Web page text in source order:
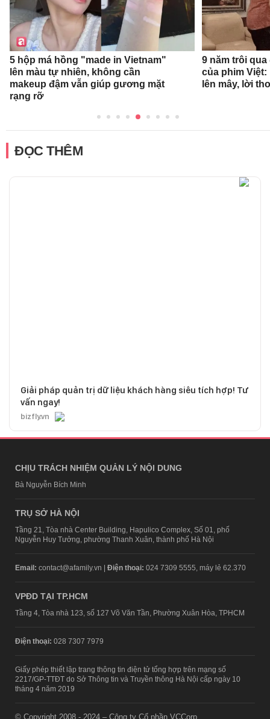
5 hộp má hồng "made in Vietnam"
lên màu tự nhiên, không cần
makeup đậm vẫn giúp gương mặt
rạng rỡ
9 năm trôi
của phim
lên mây, lời
ĐỌC THÊM
Giải pháp quản trị dữ liệu khách hàng siêu tích hợp! Tư
vấn ngay!
bizfly.vn
CHỊU TRÁCH NHIỆM QUẢN LÝ NỘI DUNG
Bà Nguyễn Bích Minh
TRỤ SỞ HÀ NỘI
Tầng 21, Tòa nhà Center Building, Hapulico Complex, Số 01, phố
Nguyễn Huy Tưởng, phường Thanh Xuân, thành phố Hà Nội
Email: contact@afamily.vn | Điện thoại: 024 7309 5555, máy lẻ 62.370
VPĐD TẠI TP.HCM
Tầng 4, Tòa nhà 123, số 127 Võ Văn Tần, Phường Xuân Hòa, TPHCM
Điện thoại: 028 7307 7979
Giấy phép thiết lập trang thông tin điện tử tổng hợp trên mạng số
2217/GP-TTĐT do Sở Thông tin và Truyền thông Hà Nội cấp ngày 10
tháng 4 năm 2019
© Copyright 2008 - 2024 – Công ty Cổ phần VCCorp